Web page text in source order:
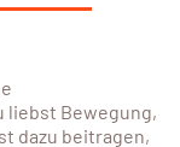
liebst Bewegung,
dazu beitragen,